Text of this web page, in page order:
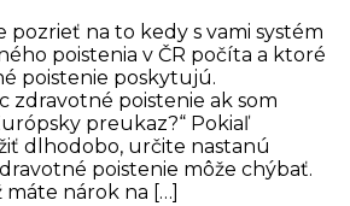
pozrieť na to kedy s vami systém
poistenia v ČR počíta a ktoré
poistenie poskytujú.
zdravotné poistenie ak som
preukaz?“ Pokiaľ
dlhodobo, určite nastanú
poistenie môže chýbať.
máte nárok na […]